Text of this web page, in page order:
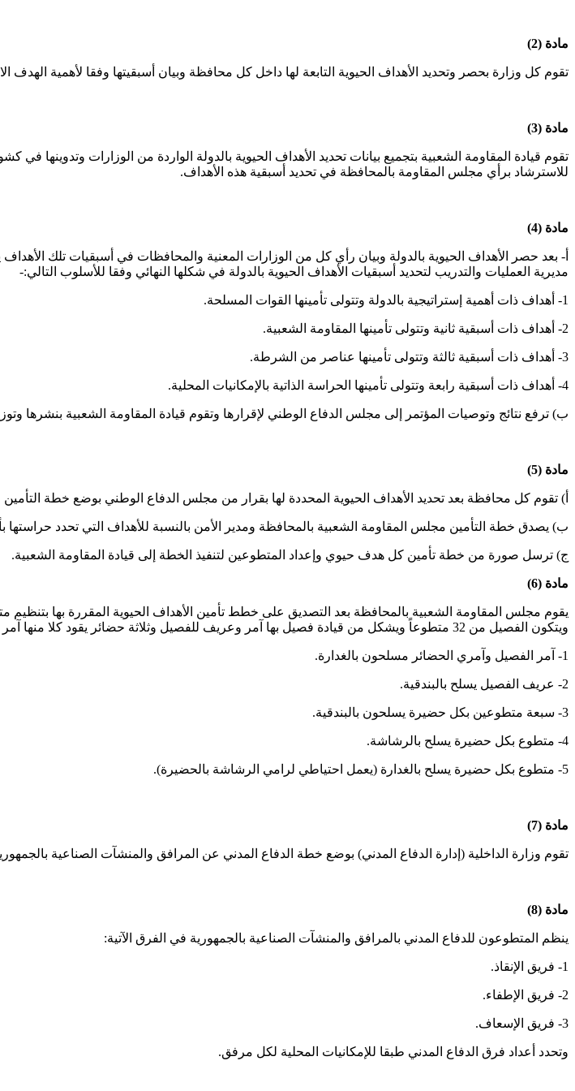
مادة (2)
تقوم كل وزارة بحصر وتحديد الأهداف الحيوية التابعة لها داخل كل محافظة وبيان أسبقيتها وفقا لأهمية الهدف
مادة (3)
تقوم قيادة المقاومة الشعبية بتجميع بيانات تحديد الأهداف الحيوية بالدولة الواردة من الوزارات
للاسترشاد برأي مجلس المقاومة بالمحافظة في تحديد أسبقية هذه الأهداف.
مادة (4)
أ- بعد حصر الأهداف الحيوية بالدولة وبيان رأي كل من الوزارات المعنية والمحافظات في أسبقيات تلك
مديرية العمليات والتدريب لتحديد أسبقيات الأهداف الحيوية بالدولة في شكلها النهائي وفقا للأسلوب التالي:-
1- أهداف ذات أهمية إستراتيجية بالدولة وتتولى تأمينها القوات المسلحة.
2- أهداف ذات أسبقية ثانية وتتولى تأمينها المقاومة الشعبية.
3- أهداف ذات أسبقية ثالثة وتتولى تأمينها عناصر من الشرطة.
4- أهداف ذات أسبقية رابعة وتتولى تأمينها الحراسة الذاتية بالإمكانيات المحلية.
ب) ترفع نتائج وتوصيات المؤتمر إلى مجلس الدفاع الوطني لإقرارها وتقوم قيادة المقاومة الشعبية بنشرها
مادة (5)
أ) تقوم كل محافظة بعد تحديد الأهداف الحيوية المحددة لها بقرار من مجلس الدفاع الوطني بوضع خطة
ب) يصدق خطة التأمين مجلس المقاومة الشعبية بالمحافظة ومدير الأمن بالنسبة للأهداف التي تحدد حراستها
ج) ترسل صورة من خطة تأمين كل هدف حيوي وإعداد المتطوعين لتنفيذ الخطة إلى قيادة المقاومة الشعبية.
مادة (6)
يقوم مجلس المقاومة الشعبية بالمحافظة بعد التصديق على خطط تأمين الأهداف الحيوية المقررة بها
ويتكون الفصيل من 32 متطوعاً ويشكل من قيادة فصيل بها آمر وعريف للفصيل وثلاثة حضائر يقود كلا منها آمر حضيرة وتسعة متطوعين ويكون تسليح أفراد الفصيل كالآتي:
1- آمر الفصيل وآمري الحضائر مسلحون بالغدارة.
2- عريف الفصيل يسلح بالبندقية.
3- سبعة متطوعين بكل حضيرة يسلحون بالبندقية.
4- متطوع بكل حضيرة يسلح بالرشاشة.
5- متطوع بكل حضيرة يسلح بالغدارة (يعمل احتياطي لرامي الرشاشة بالحضيرة).
مادة (7)
تقوم وزارة الداخلية (إدارة الدفاع المدني) بوضع خطة الدفاع المدني عن المرافق والمنشآت الصناعية
مادة (8)
ينظم المتطوعون للدفاع المدني بالمرافق والمنشآت الصناعية بالجمهورية في الفرق الآتية:
1- فريق الإنقاذ.
2- فريق الإطفاء.
3- فريق الإسعاف.
وتحدد أعداد فرق الدفاع المدني طبقا للإمكانيات المحلية لكل مرفق.